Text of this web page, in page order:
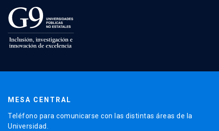
MESA CENTRAL
Teléfono para comunicarse con las distintas áreas de la
Universidad.